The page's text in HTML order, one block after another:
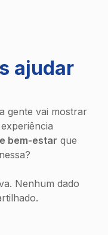
ajudar
gente vai mostrar
bem-estar que
Nenhum dado